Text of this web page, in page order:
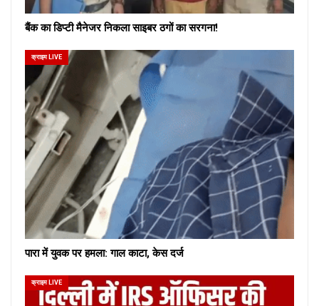
बैंक का डिप्टी मैनेजर निकला साइबर ठगों का सरगना!
क्राइम LIVE
पारा में युवक पर हमला: गाल काटा, केस दर्ज
क्राइम LIVE